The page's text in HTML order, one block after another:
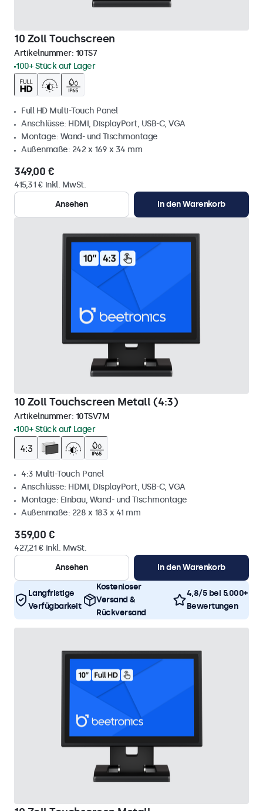
10 Zoll Touchscreen
Artikelnummer: 10TS7
100+ Stück auf Lager
Full HD Multi-Touch Panel
Anschlüsse: HDMI, DisplayPort, USB-C, VGA
Montage: Wand- und Tischmontage
Außenmaße: 242 x 169 x 34 mm
349,00 €
415,31 € inkl. MwSt.
Ansehen
In den Warenkorb
10 Zoll Touchscreen Metall (4:3)
Artikelnummer: 10TSV7M
100+ Stück auf Lager
4:3 Multi-Touch Panel
Anschlüsse: HDMI, DisplayPort, USB-C, VGA
Montage: Einbau, Wand- und Tischmontage
Außenmaße: 228 x 183 x 41 mm
359,00 €
427,21 € inkl. MwSt.
Ansehen
In den Warenkorb
Langfristige
Verfügbarkeit
Kostenloser
Versand &
Rückversand
4,8/5 bei 5.000+
Bewertungen